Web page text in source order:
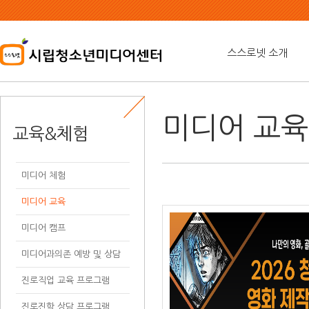
본
문
용
바
가
기
스스로넷 소개
교육&체험
미디어 체험
미디어 교육
미디어 캠프
미디어과의존 예방 및 상담
진로직업 교육 프로그램
진로진학 상담 프로그램
미디어 교육